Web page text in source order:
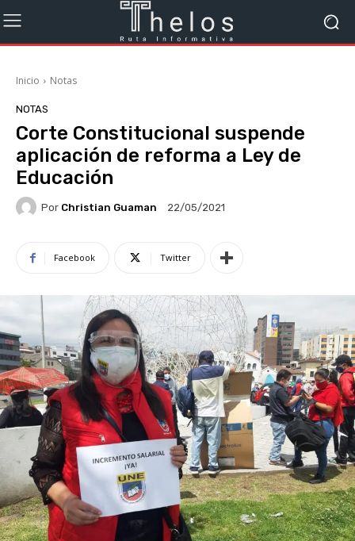
Inicio Notas
NOTAS
Corte Constitucional suspende
aplicación de reforma a Ley de
Educación
Por Christian Guaman 22/05/2021
Facebook Twitter